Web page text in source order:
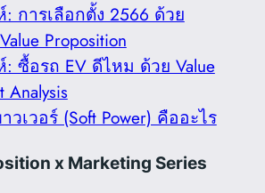
: การเลือกตั้ง 2566 ด้วย
Proposition
: ซื้อรถ EV ดีไหม ด้วย Value
Analysis
เวอร์ (Soft Power) คืออะไร
x Marketing Series